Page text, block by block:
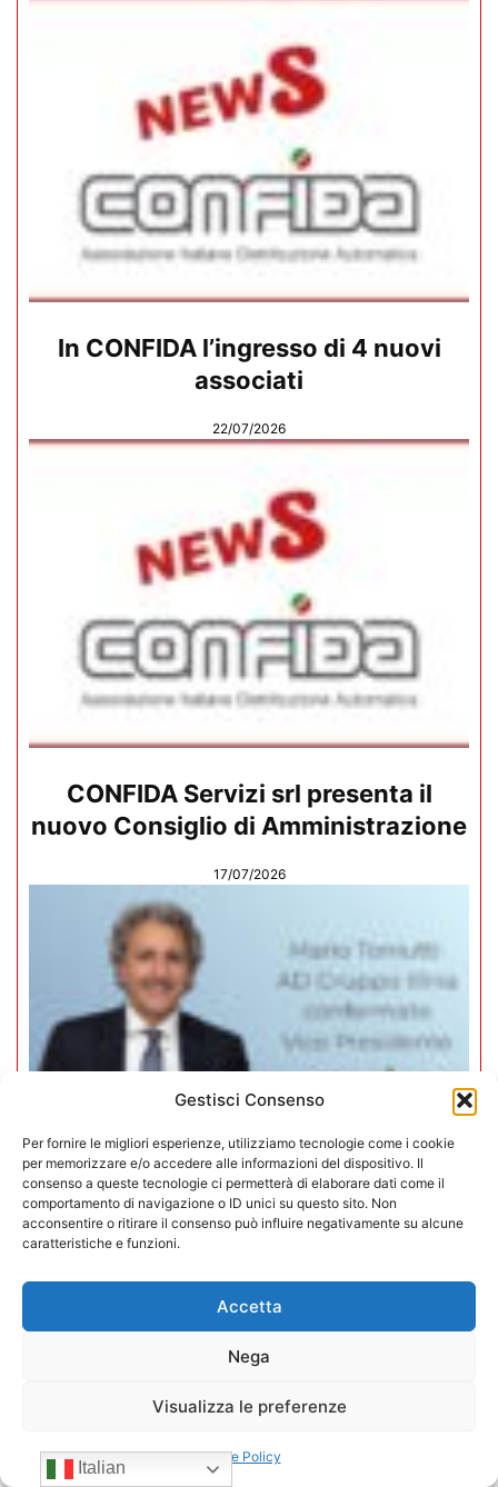
Gestisci Consenso
Per fornire le migliori esperienze, utilizziamo tecnologie come i cookie
per memorizzare e/o accedere alle informazioni del dispositivo. Il
consenso a queste tecnologie ci permetterà di elaborare dati come il
comportamento di navigazione o ID unici su questo sito. Non
acconsentire o ritirare il consenso può influire negativamente su alcune
caratteristiche e funzioni.
Accetta
Nega
Visualizza le preferenze
Cookie Policy
In CONFIDA l’ingresso di 4 nuovi
associati
22/07/2026
CONFIDA Servizi srl presenta il
nuovo Consiglio di Amministrazione
17/07/2026
Mario Toniutti confermato Vice
quadriennio 2026-2030
15/07/2026
Italian